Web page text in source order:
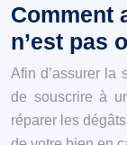
Comment
n’est pas
Afin d’assurer la
de souscrire à
réparer les